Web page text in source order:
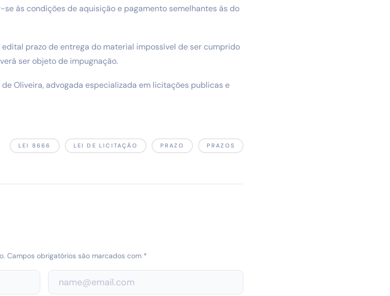
às condições de aquisição e pagamento semelhantes às do
edital prazo de entrega do material impossível de ser cumprido
ser objeto de impugnação.
Oliveira, advogada especializada em licitações publicas e
LEI 8666 LEI DE LICITAÇÃO PRAZO PRAZOS
Campos obrigatórios são marcados com *